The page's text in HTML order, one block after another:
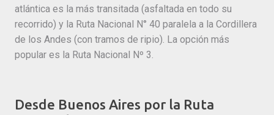
atlántica es la más transitada (asfaltada en todo su
recorrido) y la Ruta Nacional N° 40 paralela a la Cordillera
de los Andes (con tramos de ripio). La opción más
popular es la Ruta Nacional Nº 3.
Desde Buenos Aires por la Ruta